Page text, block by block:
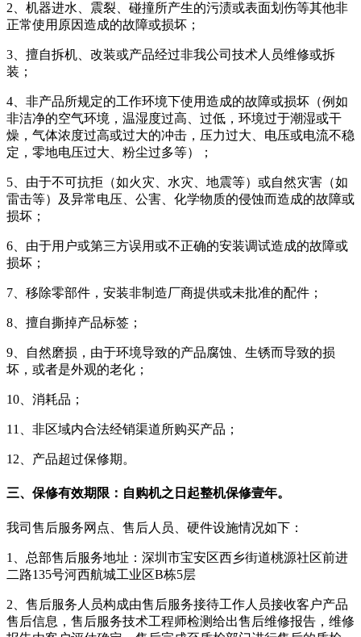
2、机器进水、震裂、碰撞所产生的污渍或表面划伤等其他非
正常使用原因造成的故障或损坏；
3、擅自拆机、改装或产品经过非我公司技术人员维修或拆
装；
4、非产品所规定的工作环境下使用造成的故障或损坏（例如
非洁净的空气环境，温湿度过高、过低，环境过于潮湿或干
燥，气体浓度过高或过大的冲击，压力过大、电压或电流不稳
定，零地电压过大、粉尘过多等）；
5、由于不可抗拒（如火灾、水灾、地震等）或自然灾害（如
雷击等）及异常电压、公害、化学物质的侵蚀而造成的故障或
损坏；
6、由于用户或第三方误用或不正确的安装调试造成的故障或
损坏；
7、移除零部件，安装非制造厂商提供或未批准的配件；
8、擅自撕掉产品标签；
9、自然磨损，由于环境导致的产品腐蚀、生锈而导致的损
坏，或者是外观的老化；
10、消耗品；
11、非区域内合法经销渠道所购买产品；
12、产品超过保修期。
三、保修有效期限：自购机之日起整机保修壹年。
我司售后服务网点、售后人员、硬件设施情况如下：
1、总部售后服务地址：深圳市宝安区西乡街道桃源社区前进
二路135号河西航城工业区B栋5层
2、售后服务人员构成由售后服务接待工作人员接收客户产品
售后信息，售后服务技术工程师检测给出售后维修报告，维修